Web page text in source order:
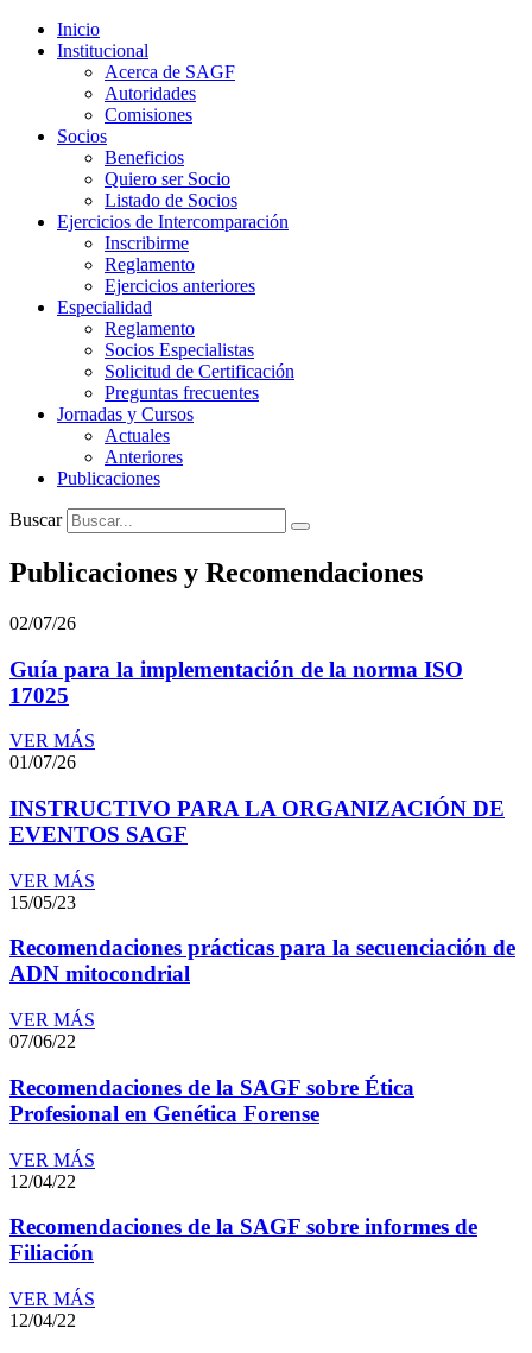
Inicio
Institucional
Acerca de SAGF
Autoridades
Comisiones
Socios
Beneficios
Quiero ser Socio
Listado de Socios
Ejercicios de Intercomparación
Inscribirme
Reglamento
Ejercicios anteriores
Especialidad
Reglamento
Socios Especialistas
Solicitud de Certificación
Preguntas frecuentes
Jornadas y Cursos
Actuales
Anteriores
Publicaciones
Buscar
Publicaciones y Recomendaciones
02/07/26
Guía para la implementación de la norma ISO
17025
VER MÁS
01/07/26
INSTRUCTIVO PARA LA ORGANIZACIÓN DE
EVENTOS SAGF
VER MÁS
15/05/23
Recomendaciones prácticas para la secuenciación de
ADN mitocondrial
VER MÁS
07/06/22
Recomendaciones de la SAGF sobre Ética
Profesional en Genética Forense
VER MÁS
12/04/22
Recomendaciones de la SAGF sobre informes de
Filiación
VER MÁS
12/04/22